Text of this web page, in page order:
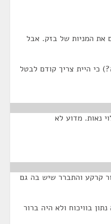
את המניות של בזק. אבל
כי היית צריך קודם לבטל
נאות. מדוע לא
קרקע והתברר שיש בה גם
סעיף 4(א) היה נתון בוויכוח ולא היה ברור